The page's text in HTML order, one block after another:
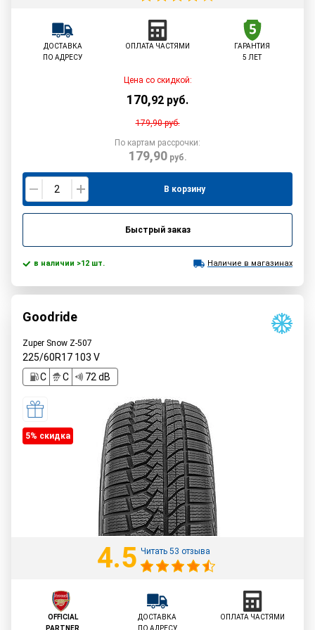
ДОСТАВКА
ПО АДРЕСУ
ОПЛАТА ЧАСТЯМИ
ГАРАНТИЯ
5 ЛЕТ
Цена со скидкой:
170,92 руб.
179,90руб.
По картам рассрочки:
179,90руб.
В корзину
Быстрый заказ
в наличии >12 шт. Наличие в магазинах
Goodride
Zuper Snow Z-507
225/60R17 103 V
C
C 72 dB
5% cкидка
4.5 Читать 53 отзыва
OFFICIAL
PARTNER
ДОСТАВКА
ПО АДРЕСУ
ОПЛАТА ЧАСТЯМИ